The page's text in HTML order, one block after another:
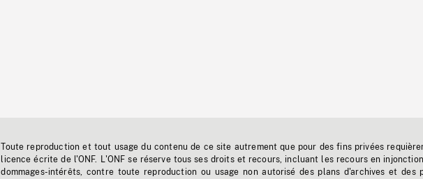
Toute reproduction et tout usage du contenu de ce site autrement que pour des fins privées
licence écrite de l'ONF. L'ONF se réserve tous ses droits et recours, incluant les recours en
dommages-intérêts, contre toute reproduction ou usage non autorisé des plans d'archives et des